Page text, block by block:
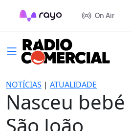
On Air
NOTÍCIAS | ATUALIDADE
Nasceu
São João